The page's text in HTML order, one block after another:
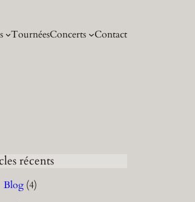
TournéesConcerts Contact
récents
Blog (4)